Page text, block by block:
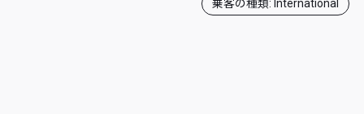
乗客の種類: International